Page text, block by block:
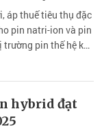
áp thuế tiêu thụ đặc
pin natri-ion và pin
pin thế hệ kế
hybrid đạt